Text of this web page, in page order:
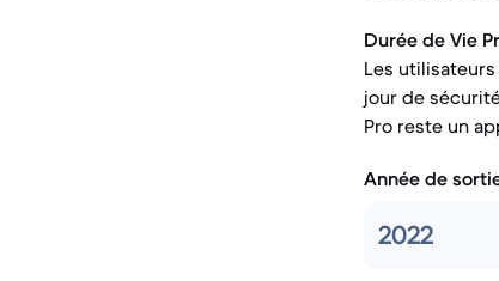
Durée de Vie
Les
jour de
Pro reste un
Année de
2022